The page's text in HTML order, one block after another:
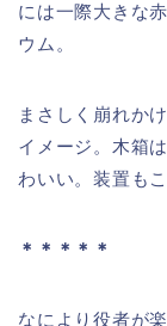
には一際大きな
ウム。
まさしく崩れか
イメージ。木箱
わいい。装置も
＊＊＊＊＊
なにより役者が